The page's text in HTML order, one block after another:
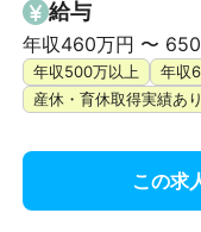
給与
年収460万円 〜
年収500万以上 年収
産休・育休取得実績あり
この求